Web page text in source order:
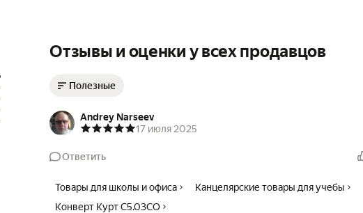
Отзывы и оценки у всех продавцов
Полезные
Andrey Narseev
17 июля 2025
Ответить
Товары для школы и офиса Канцелярские товары для учебы
Конверт Курт С5.03СО